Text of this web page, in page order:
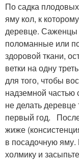
По садка
яму кол, к
деревце. Саженцы
поломанные или
здоровой ткани,
ветки на одну
для того, чтобы
надземной
не делать деревце
первый год.
жиже
в посадочную
холмику и